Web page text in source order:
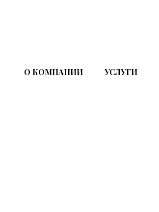
О КОМПАНИИ УСЛУГИ